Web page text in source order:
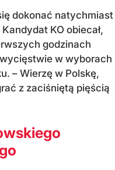
dokonać natychmiast
KO obiecał,
godzinach
w wyborach
– Wierzę w Polskę,
z zaciśniętą pięścią